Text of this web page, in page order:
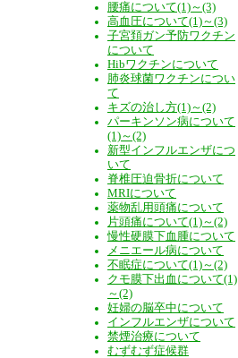
腰痛について(1)～(3)
高血圧について(1)～(3)
子宮頚ガン予防ワクチン
について
Hibワクチンについて
肺炎球菌ワクチンについ
て
キズの治し方(1)～(2)
パーキンソン病について
(1)～(2)
新型インフルエンザにつ
いて
脊椎圧迫骨折について
MRIについて
薬物乱用頭痛について
片頭痛について(1)～(2)
慢性硬膜下血腫について
メニエール病について
不眠症について(1)～(2)
クモ膜下出血について(1)
～(2)
妊婦の脳卒中について
インフルエンザについて
禁煙治療について
むずむず症候群